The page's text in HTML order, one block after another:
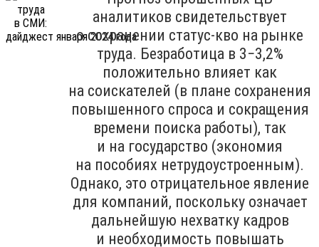
аналитиков свидетельствует
о сохранении статус-кво на рынке
труда. Безработица в 3−3,2%
положительно влияет как
на соискателей (в плане сохранения
повышенного спроса и сокращения
времени поиска работы), так
и на государство (экономия
на пособиях нетрудоустроенным).
Однако, это отрицательное явление
для компаний, поскольку означает
дальнейшую нехватку кадров
и необходимость повышать